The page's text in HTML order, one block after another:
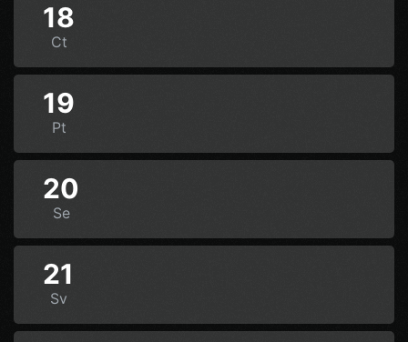
18
Ct
19
Pt
20
Se
21
Sv